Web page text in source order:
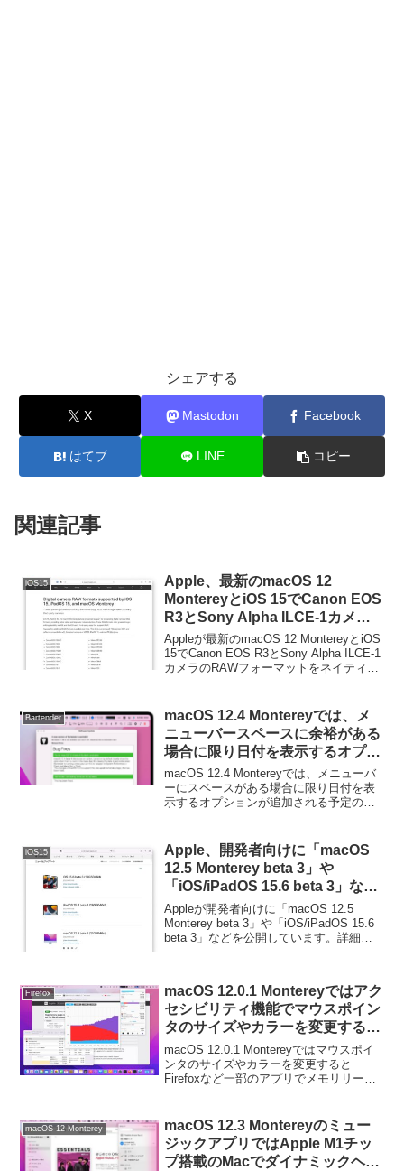
シェアする
X Mastodon Facebook
はてブ LINE コピー
関連記事
iOS15
Apple、最新のmacOS 12
MontereyとiOS 15でCanon EOS
R3とSony Alpha ILCE-1カメラ
のRAWフォーマットをネイティ
ブサポート。
Appleが最新のmacOS 12 MontereyとiOS
15でCanon EOS R3とSony Alpha ILCE-1
カメラのRAWフォーマットをネイティブ
Bartender
macOS 12.4 Montereyでは、メ
ニューバースペースに余裕がある
場合に限り日付を表示するオプシ
ョンが追加。
macOS 12.4 Montereyでは、メニューバ
ーにスペースがある場合に限り日付を表
示するオプションが追加される予定のよ
iOS15
Apple、開発者向けに「macOS
12.5 Monterey beta 3」や
「iOS/iPadOS 15.6 beta 3」など
を公開。
Appleが開発者向けに「macOS 12.5
Monterey beta 3」や「iOS/iPadOS 15.6
beta 3」などを公開しています。詳細は
Firefox
macOS 12.0.1 Montereyではアク
セシビリティ機能でマウスポイン
タのサイズやカラーを変更すると
Firefoxなど一部のアプリでメモ
リリークが発生するので注意を。
macOS 12.0.1 Montereyではマウスポイ
ンタのサイズやカラーを変更すると
Firefoxなど一部のアプリでメモリリーク
macOS 12 Monterey
macOS 12.3 Montereyのミュー
ジックアプリではApple M1チッ
プ搭載のMacでダイナミックヘッ